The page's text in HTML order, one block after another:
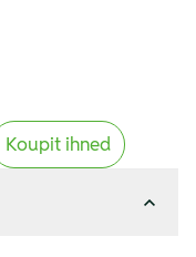
Koupit ihned